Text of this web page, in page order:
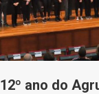
ano do